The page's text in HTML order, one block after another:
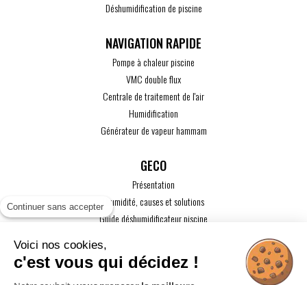
Continuer sans accepter
Voici nos cookies,
c'est vous qui décidez !
Déshumidification de piscine
Pompe à chaleur piscine
VMC double flux
Centrale de traitement de l'air
Humidification
Générateur de vapeur hammam
GECO
Présentation
L'humidité, causes et solutions
Guide déshumidificateur piscine
Guide VMC